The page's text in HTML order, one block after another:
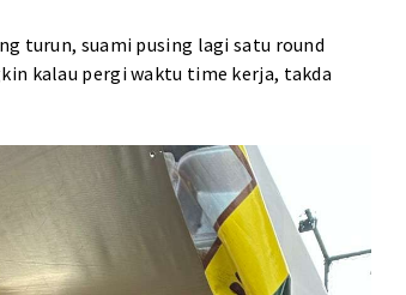
turun, suami pusing lagi satu round
kalau pergi waktu time kerja, takda